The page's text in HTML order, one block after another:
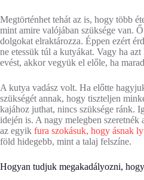
Megtörténhet tehát az is, hogy több
mint amire valójában szüksége van.
dolgokat elraktározza. Éppen ezért
ne etessük túl a kutyákat. Vagy ha
evést, akkor vegyük el előle, ha
A kutya vadász volt. Ha előtte
szükségét annak, hogy tiszteljen
kajához juthat, nincs szüksége ránk.
idején is. A nagy melegben szeretnék
az egyik fura szokásuk, hogy ásnak
föld hidegebb, mint a talaj felszíne.
Hogyan tudjuk megakadályozni,